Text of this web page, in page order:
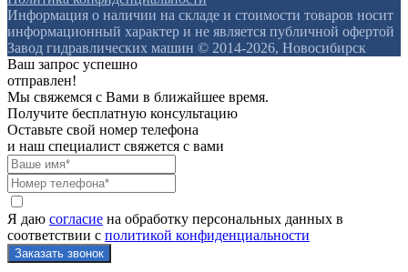
Информация о наличии на складе и стоимости товаров носит
информационный характер и не является публичной офертой
Завод гидравлических машин © 2014-2026, Новосибирск
Ваш запрос успешно
отправлен!
Мы свяжемся с Вами в ближайшее время.
Получите бесплатную консультацию
Оставьте свой номер телефона
и наш специалист свяжется с вами
Я даю согласие на обработку персональных данных в
соответствии с политикой конфиденциальности